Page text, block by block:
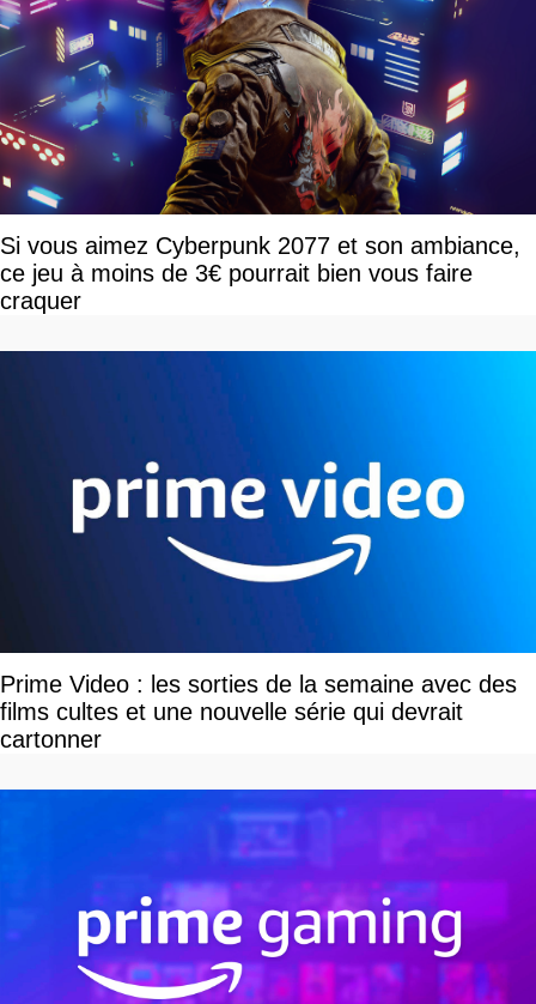
Si vous aimez Cyberpunk 2077 et son ambiance,
ce jeu à moins de 3€ pourrait bien vous faire
craquer
Prime Video : les sorties de la semaine avec des
films cultes et une nouvelle série qui devrait
cartonner